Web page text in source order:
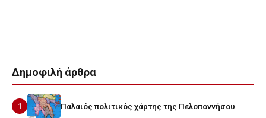
Δημοφιλή άρθρα
1 Παλαιός πολιτικός χάρτης της Πελοποννήσου